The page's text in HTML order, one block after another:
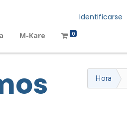
Identificarse
M-Kare 0
Hora